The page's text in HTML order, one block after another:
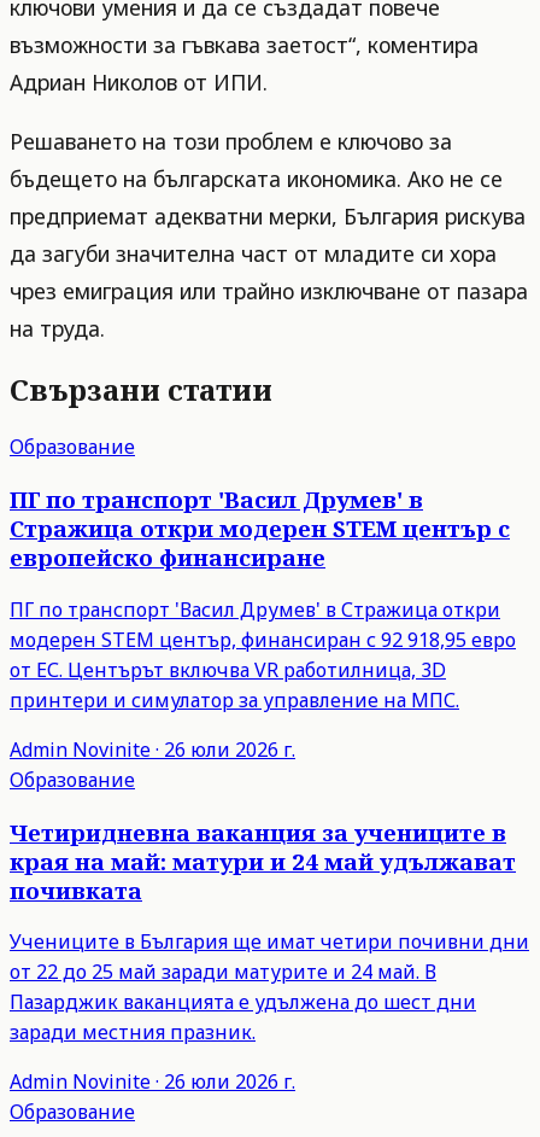
ключови умения и да се създадат повече
възможности за гъвкава заетост“, коментира
Адриан Николов от ИПИ.
Решаването на този проблем е ключово за
бъдещето на българската икономика. Ако не се
предприемат адекватни мерки, България рискува
да загуби значителна част от младите си хора
чрез емиграция или трайно изключване от пазара
на труда.
Свързани статии
Образование
ПГ по транспорт 'Васил Друмев' в
Стражица откри модерен STEM център с
европейско финансиране
ПГ по транспорт 'Васил Друмев' в Стражица откри
модерен STEM център, финансиран с 92 918,95 евро
от ЕС. Центърът включва VR работилница, 3D
принтери и симулатор за управление на МПС.
Admin Novinite· 26 юли 2026 г.
Образование
Четиридневна ваканция за учениците в
края на май: матури и 24 май удължават
почивката
Учениците в България ще имат четири почивни дни
от 22 до 25 май заради матурите и 24 май. В
Пазарджик ваканцията е удължена до шест дни
заради местния празник.
Admin Novinite· 26 юли 2026 г.
Образование